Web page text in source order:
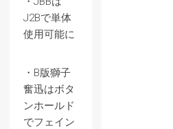
J2Bで単体
使用可能に
・B版獅子
奮迅はボタ
ンホールド
でフェイン